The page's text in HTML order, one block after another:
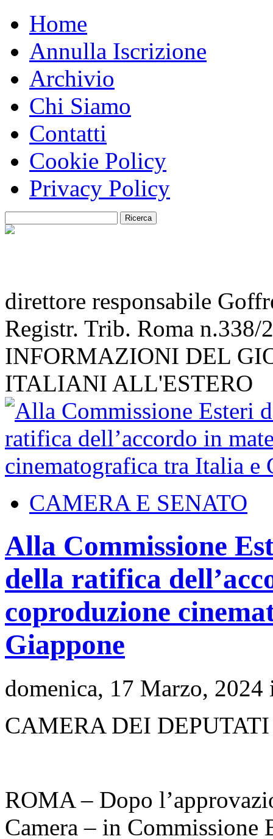
Home
Annulla Iscrizione
Archivio
Chi Siamo
Contatti
Cookie Policy
Privacy Policy
direttore responsabile
Registr. Trib. Roma n.338/
INFORMAZIONI DEL
ITALIANI ALL'ESTERO
CAMERA E SENATO
Alla Commissione
della ratifica
coproduzione
Giappone
domenica, 17 Marzo,
CAMERA DEI DEPUTATI
ROMA – Dopo
Camera – in